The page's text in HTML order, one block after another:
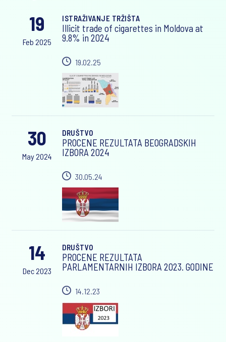
19
Feb 2025
ISTRAŽIVANJE TRŽIŠTA
Illicit trade of cigarettes in Moldova at
9.8% in 2024
19.02.25
30
May 2024
DRUŠTVO
PROCENE REZULTATA BEOGRADSKIH
IZBORA 2024
30.05.24
14
Dec 2023
DRUŠTVO
PROCENE REZULTATA
PARLAMENTARNIH IZBORA 2023. GODINE
14.12.23